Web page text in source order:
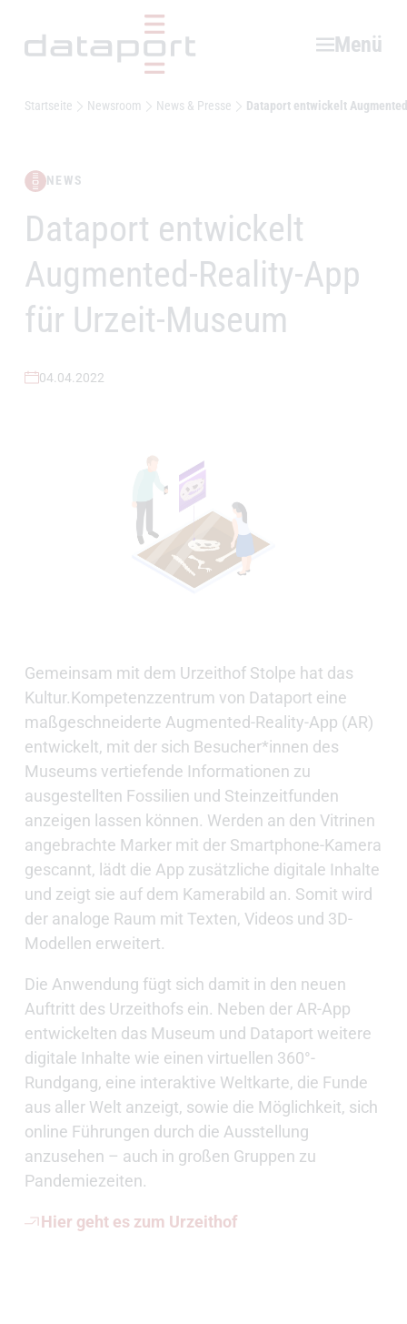
Menü
Startseite Newsroom News & Presse Dataport entwickelt
NEWS
–
Dataport entwickelt
Augmented-Reality-App
für Urzeit-Museum
04.04.2022
Gemeinsam mit dem Urzeithof Stolpe hat das
Kultur.Kompetenzzentrum von Dataport eine
maßgeschneiderte Augmented-Reality-App (AR)
entwickelt, mit der sich Besucher*innen des
Museums vertiefende Informationen zu
ausgestellten Fossilien und Steinzeitfunden
anzeigen lassen können. Werden an den Vitrinen
angebrachte Marker mit der Smartphone-Kamera
gescannt, lädt die App zusätzliche digitale Inhalte
und zeigt sie auf dem Kamerabild an. Somit wird
der analoge Raum mit Texten, Videos und 3D-
Modellen erweitert.
Die Anwendung fügt sich damit in den neuen
Auftritt des Urzeithofs ein. Neben der AR-App
entwickelten das Museum und Dataport weitere
digitale Inhalte wie einen virtuellen 360°-
Rundgang, eine interaktive Weltkarte, die Funde
aus aller Welt anzeigt, sowie die Möglichkeit, sich
online Führungen durch die Ausstellung
anzusehen – auch in großen Gruppen zu
Pandemiezeiten.
Hier geht es zum Urzeithof